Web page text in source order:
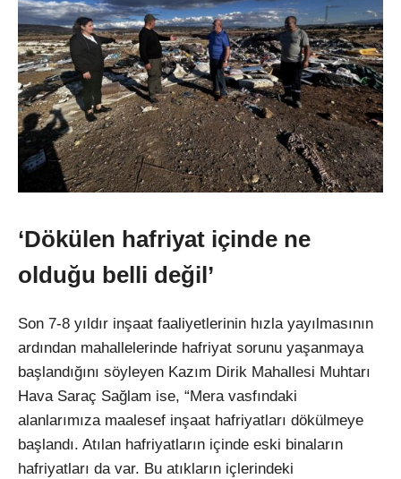
‘Dökülen hafriyat içinde ne
olduğu belli değil’
Son 7-8 yıldır inşaat faaliyetlerinin hızla yayılmasının
ardından mahallelerinde hafriyat sorunu yaşanmaya
başlandığını söyleyen Kazım Dirik Mahallesi Muhtarı
Hava Saraç Sağlam ise, “Mera vasfındaki
alanlarımıza maalesef inşaat hafriyatları dökülmeye
başlandı. Atılan hafriyatların içinde eski binaların
hafriyatları da var. Bu atıkların içlerindeki